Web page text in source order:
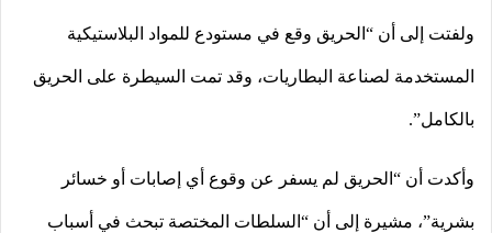
ولفتت إلى أن “الحريق وقع في مستودع للمواد البلاستيكية
المستخدمة لصناعة البطاريات، وقد تمت السيطرة على الحريق
بالكامل”.
وأكدت أن “الحريق لم يسفر عن وقوع أي إصابات أو خسائر
بشرية”، مشيرة إلى أن “السلطات المختصة تبحث في أسباب